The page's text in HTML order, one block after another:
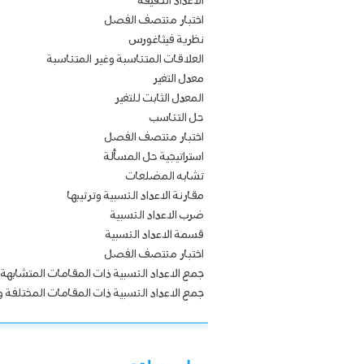
اختبار منتصف الفصل
نظرية فيثاغورس
العلاقات المتناسبة وغير المتناسبة
معدل التغير
المعدل الثابت للتغير
حل التناسب
اختبار منتصف الفصل
استراتيجية حل المسألة
تشابه المضلعات
مقارنة الاعداد النسبية وترتيبها
ضرب الاعداد النسبية
قسمة الاعداد النسبية
اختبار منتصف الفصل
جمع الاعداد النسبية ذات المقامات المتشابهة
جمع الاعداد النسبية ذات المقامات المختلفة